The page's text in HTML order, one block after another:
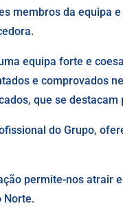
membros da equipa
equipa forte e
e comprovados
que se
do Grupo,
permite-nos atrair
Norte.